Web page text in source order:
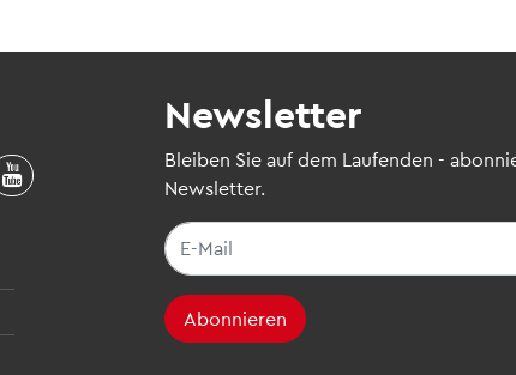
Newsletter
Bleiben Sie auf dem Laufenden -
Newsletter.
Abonnieren